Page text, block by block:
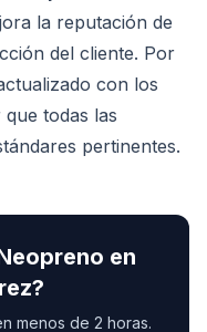
la reputación de
del cliente. Por
con los
todas las
pertinentes.
en
?
menos de 2 horas.